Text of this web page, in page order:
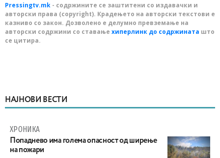
Pressingtv.mk - содржините се заштитени со издавачки и
авторски права (copyright). Крадењето на авторски текстови е
казниво со закон. Дозволено е делумно превземање на
авторски содржини со ставање хиперлинк до содржината што
се цитира.
НАЈНОВИ ВЕСТИ
ХРОНИКА
Попаднево има голема опасност од ширење
на пожари